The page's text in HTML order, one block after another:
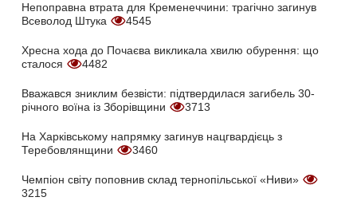
Непоправна втрата для Кременеччини: трагічно загинув
Всеволод Штука
4545
Хресна хода до Почаєва викликала хвилю обурення: що
сталося
4482
Вважався зниклим безвісти: підтвердилася загибель 30-
річного воїна із Зборівщини
3713
На Харківському напрямку загинув нацгвардієць з
Теребовлянщини
3460
Чемпіон світу поповнив склад тернопільської «Ниви»
3215